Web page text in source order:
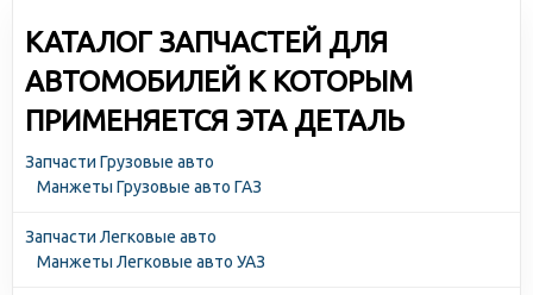
КАТАЛОГ ЗАПЧАСТЕЙ ДЛЯ
АВТОМОБИЛЕЙ К КОТОРЫМ
ПРИМЕНЯЕТСЯ ЭТА ДЕТАЛЬ
Запчасти Грузовые авто
Манжеты Грузовые авто ГАЗ
Запчасти Легковые авто
Манжеты Легковые авто УАЗ